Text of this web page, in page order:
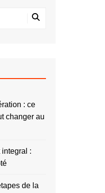
: ce
changer au
:
de la